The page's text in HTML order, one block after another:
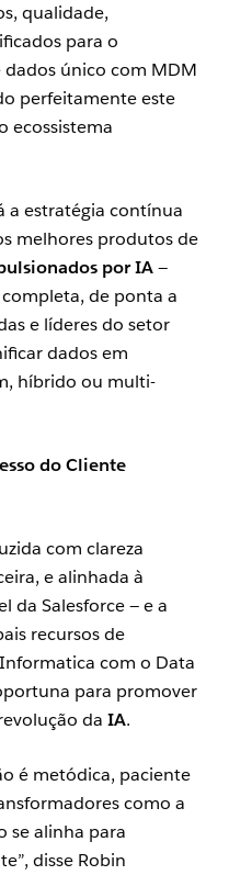
qualidade,
para o
único com MDM
perfeitamente este
ecossistema
a estratégia contínua
melhores produtos de
por IA—
de ponta a
e líderes do setor
dados em
híbrido ou multi-
do Cliente
com clareza
e alinhada à
da Salesforce — e a
recursos de
com o Data
para promover
da IA.
é metódica, paciente
como a
se alinha para
disse Robin